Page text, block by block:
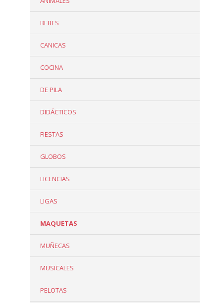
BEBES
CANICAS
COCINA
DE PILA
DIDÁCTICOS
FIESTAS
GLOBOS
LICENCIAS
LIGAS
MAQUETAS
MUÑECAS
MUSICALES
PELOTAS